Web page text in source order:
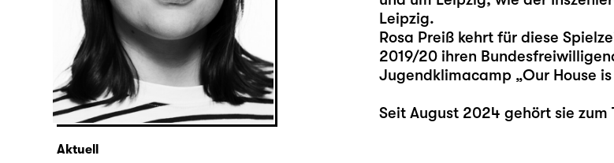
Leipzig.
Rosa Preiß kehrt für diese
2019/20 ihren
Jugendklimacamp „Our House
Seit August 2024 gehört sie
Aktuell